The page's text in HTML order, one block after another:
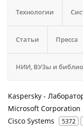
Технологии
Статьи Пресса
НИИ, ВУЗы и
Kaspersky -
Microsoft Corporation
Cisco Systems 5372